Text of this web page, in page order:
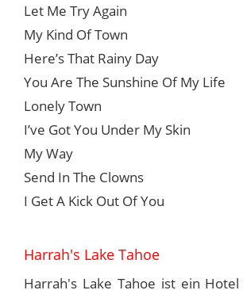
Let Me Try Again
My Kind Of Town
Here’s That Rainy Day
You Are The Sunshine Of My Life
Lonely Town
I’ve Got You Under My Skin
My Way
Send In The Clowns
I Get A Kick Out Of You
Harrah's Lake Tahoe
Harrah's Lake Tahoe ist ein